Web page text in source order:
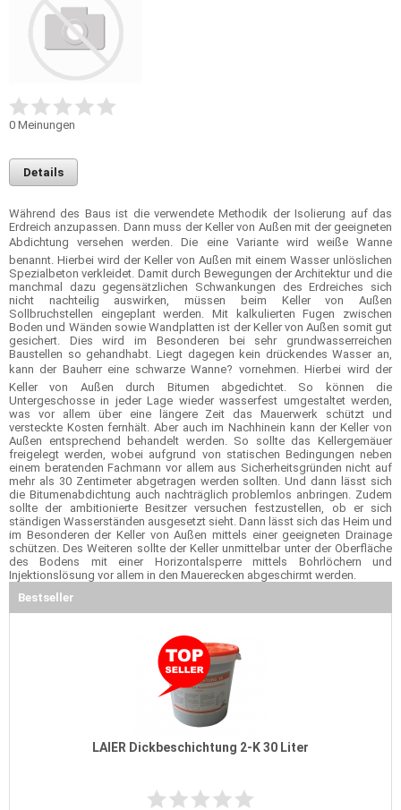
0 Meinungen
Details
Während des Baus ist die verwendete Methodik der Isolierung auf das
Erdreich anzupassen. Dann muss der Keller von Außen mit der geeigneten
Abdichtung versehen werden. Die eine Variante wird weiße Wanne
benannt. Hierbei wird der Keller von Außen mit einem Wasser unlöslichen
Spezialbeton verkleidet. Damit durch Bewegungen der Architektur und die
manchmal dazu gegensätzlichen Schwankungen des Erdreiches sich
nicht nachteilig auswirken, müssen beim Keller von Außen
Sollbruchstellen eingeplant werden. Mit kalkulierten Fugen zwischen
Boden und Wänden sowie Wandplatten ist der Keller von Außen somit gut
gesichert. Dies wird im Besonderen bei sehr grundwasserreichen
Baustellen so gehandhabt. Liegt dagegen kein drückendes Wasser an,
kann der Bauherr eine schwarze Wanne? vornehmen. Hierbei wird der
Keller von Außen durch Bitumen abgedichtet. So können die
Untergeschosse in jeder Lage wieder wasserfest umgestaltet werden,
was vor allem über eine längere Zeit das Mauerwerk schützt und
versteckte Kosten fernhält. Aber auch im Nachhinein kann der Keller von
Außen entsprechend behandelt werden. So sollte das Kellergemäuer
freigelegt werden, wobei aufgrund von statischen Bedingungen neben
einem beratenden Fachmann vor allem aus Sicherheitsgründen nicht auf
mehr als 30 Zentimeter abgetragen werden sollten. Und dann lässt sich
die Bitumenabdichtung auch nachträglich problemlos anbringen. Zudem
sollte der ambitionierte Besitzer versuchen festzustellen, ob er sich
ständigen Wasserständen ausgesetzt sieht. Dann lässt sich das Heim und
im Besonderen der Keller von Außen mittels einer geeigneten Drainage
schützen. Des Weiteren sollte der Keller unmittelbar unter der Oberfläche
des Bodens mit einer Horizontalsperre mittels Bohrlöchern und
Injektionslösung vor allem in den Mauerecken abgeschirmt werden.
Bestseller
LAIER Dickbeschichtung 2-K 30 Liter